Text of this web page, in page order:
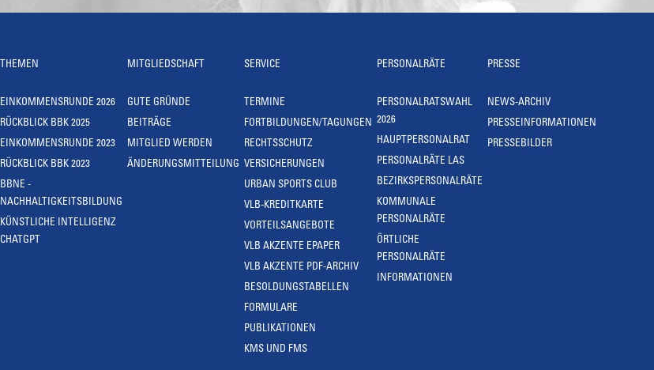
THEMEN
EINKOMMENSRUNDE 2026
RÜCKBLICK BBK 2025
EINKOMMENSRUNDE 2023
RÜCKBLICK BBK 2023
BBNE -
NACHHALTIGKEITSBILDUNG
KÜNSTLICHE INTELLIGENZ
CHATGPT
MITGLIEDSCHAFT
GUTE GRÜNDE
BEITRÄGE
MITGLIED WERDEN
ÄNDERUNGSMITTEILUNG
SERVICE
TERMINE
FORTBILDUNGEN/TAGUNGEN
RECHTSSCHUTZ
VERSICHERUNGEN
URBAN SPORTS CLUB
VLB-KREDITKARTE
VORTEILSANGEBOTE
VLB AKZENTE EPAPER
VLB AKZENTE PDF-ARCHIV
BESOLDUNGSTABELLEN
FORMULARE
PUBLIKATIONEN
KMS UND FMS
PERSONALRÄTE
PERSONALRATSWAHL
2026
HAUPTPERSONALRAT
PERSONALRÄTE LAS
BEZIRKSPERSONALRÄTE
KOMMUNALE
PERSONALRÄTE
ÖRTLICHE
PERSONALRÄTE
INFORMATIONEN
PRESSE
NEWS-ARCHIV
PRESSEINFORMATIONEN
PRESSEBILDER